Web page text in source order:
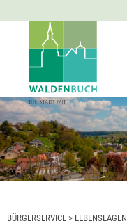
BÜRGERSERVICE > LEBENSLAGEN